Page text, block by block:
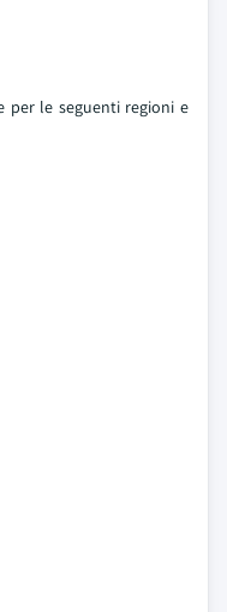
per le seguenti regioni e